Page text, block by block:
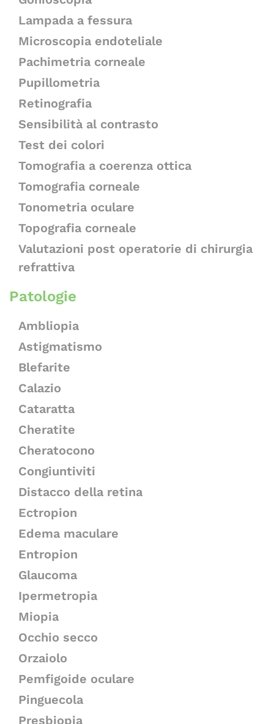
Lampada a fessura
Microscopia endoteliale
Pachimetria corneale
Pupillometria
Retinografia
Sensibilità al contrasto
Test dei colori
Tomografia a coerenza ottica
Tomografia corneale
Tonometria oculare
Topografia corneale
Valutazioni post operatorie di chirurgia
refrattiva
Patologie
Ambliopia
Astigmatismo
Blefarite
Calazio
Cataratta
Cheratite
Cheratocono
Congiuntiviti
Distacco della retina
Ectropion
Edema maculare
Entropion
Glaucoma
Ipermetropia
Miopia
Occhio secco
Orzaiolo
Pemfigoide oculare
Pinguecola
Presbiopia